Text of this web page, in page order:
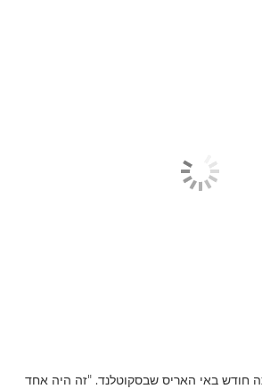
בילתה חודש באי האריס שבסקוטלנד. "זה היה אחד